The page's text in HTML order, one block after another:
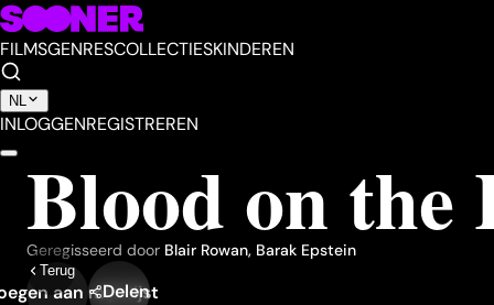
FILMSGENRESCOLLECTIESKINDEREN
NL
INLOGGENREGISTREREN
Terug
Blood on the
Geregisseerd door Blair Rowan, Barak Epstein
aan mijn lijst
Delen